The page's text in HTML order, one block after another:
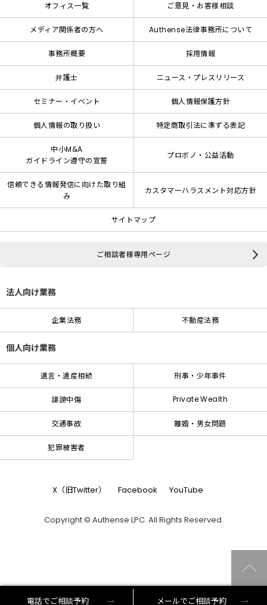
オフィス一覧 ご意見・お客様相談
メディア関係者の方へ Authense法律事務所について
事務所概要 採用情報
弁護士 ニュース・プレスリリース
セミナー・イベント 個人情報保護方針
個人情報の取り扱い 特定商取引法に準ずる表記
中小M&A
ガイドライン遵守の宣誓
プロボノ・公益活動
信頼できる情報発信に向けた取り組
み
カスタマーハラスメント対応方針
サイトマップ
ご相談者様専用ページ
法人向け業務
企業法務 不動産法務
個人向け業務
遺言・遺産相続 刑事・少年事件
誹謗中傷 Private Wealth
交通事故 離婚・男女問題
犯罪被害者
X（旧Twitter） Facebook YouTube
Copyright © Authense LPC. All Rights Reserved.
電話でご相談予約 メールでご相談予約